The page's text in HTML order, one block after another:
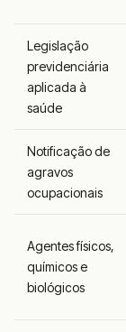
Legislação
previdenciária
aplicada à
saúde
Notificação de
agravos
ocupacionais
Agentes físicos,
químicos e
biológicos